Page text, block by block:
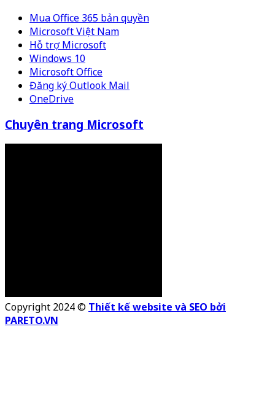
Mua Office 365 bản quyền
Microsoft Việt Nam
Hỗ trợ Microsoft
Windows 10
Microsoft Office
Đăng ký Outlook Mail
OneDrive
Chuyên trang Microsoft
Copyright 2024 © Thiết kế website và SEO bởi
PARETO.VN